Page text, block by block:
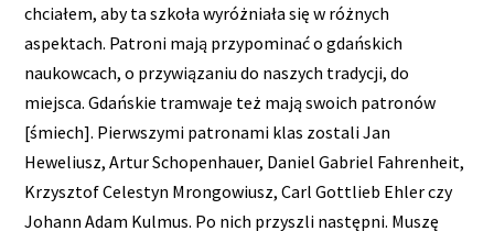
chciałem, aby ta szkoła wyróżniała się w różnych
aspektach. Patroni mają przypominać o gdańskich
naukowcach, o przywiązaniu do naszych tradycji, do
miejsca. Gdańskie tramwaje też mają swoich patronów
[śmiech]. Pierwszymi patronami klas zostali Jan
Heweliusz, Artur Schopenhauer, Daniel Gabriel Fahrenheit,
Krzysztof Celestyn Mrongowiusz, Carl Gottlieb Ehler czy
Johann Adam Kulmus. Po nich przyszli następni. Muszę